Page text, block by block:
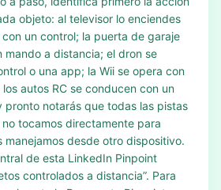
objeto: al televisor lo enciendes
un control; la puerta de garaje
mando a distancia; el dron se
o una app; la Wii se opera con
autos RC se conducen con un
pronto notarás que todas las pistas
tocamos directamente para
manejamos desde otro dispositivo.
de esta LinkedIn Pinpoint
controlados a distancia”. Para